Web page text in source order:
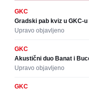
GKC
Gradski pab kviz u GKC-
Upravo objavljeno
GKC
Akustični duo Banat i
Upravo objavljeno
GKC